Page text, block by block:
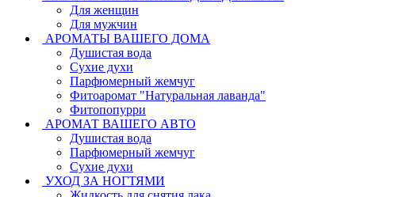
Для женщин
Для мужчин
АРОМАТЫ ВАШЕГО ДОМА
Душистая вода
Сухие духи
Парфюмерный жемчуг
Фитоаромат "Натуральная лаванда"
Фитопопурри
АРОМАТ ВАШЕГО АВТО
Душистая вода
Парфюмерный жемчуг
Сухие духи
УХОД ЗА НОГТЯМИ